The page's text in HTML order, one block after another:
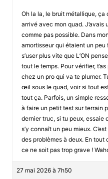
Oh la la, le bruit métallique, ça
arrivé avec mon quad. J’avais
comme pas possible. Dans
amortisseur qui étaient un
s’user plus vite que L’ON
tout le temps. Pour vérifier,
chez un pro qui va te plumer.
œil sous le quad, voir si tout
tout ça. Parfois, un simple
à faire un petit test sur terrain
dernier truc, si tu peux, essaie
s’y connaît un peu mieux.
des problèmes à deux. En
ce ne soit pas trop grave !
27 mai 2026 à 7h50